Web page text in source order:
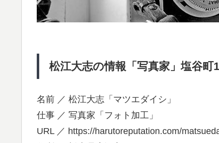
松江大志の情報「写真家」塩谷町
名前 ／ 松江大志「マツエダイシ」
仕事 ／ 写真家「フォト加工」
URL ／ https://harutoreputation.com/